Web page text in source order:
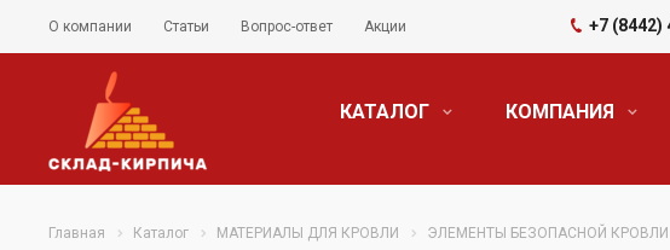
О компании Статьи Вопрос-ответ Акции +7 (8442)
КАТАЛОГ КОМПАНИЯ
Главная Каталог МАТЕРИАЛЫ ДЛЯ КРОВЛИ ЭЛЕМЕНТЫ БЕЗОПАСНОЙ КРОВЛИ